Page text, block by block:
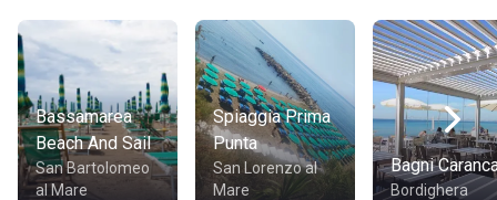
Bassamarea
Beach And Sail
San Bartolomeo
al Mare
Spiaggia Prima
Punta
San Lorenzo al
Mare
Bagni
Bordighera